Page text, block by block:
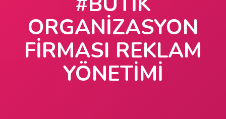
ORGANIZASYON
FIRMASI REKLAM
YÖNETIMI